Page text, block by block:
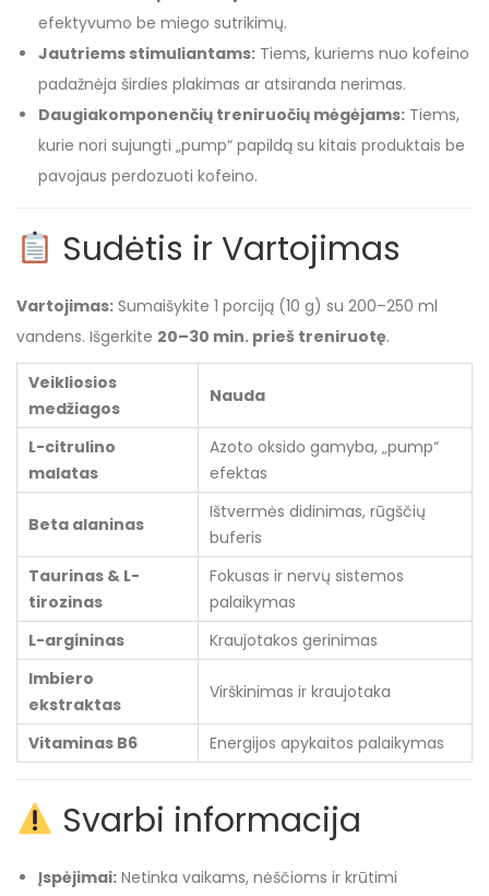
efektyvumo be miego sutrikimų.
Jautriems stimuliantams: Tiems, kuriems nuo kofeino
padažnėja širdies plakimas ar atsiranda nerimas.
Daugiakomponenčių treniruočių mėgėjams: Tiems,
kurie nori sujungti „pump“ papildą su kitais produktais be
pavojaus perdozuoti kofeino.
Sudėtis ir Vartojimas
Vartojimas: Sumaišykite 1 porciją (10 g) su 200–250 ml
vandens. Išgerkite 20–30 min. prieš treniruotę.
Veikliosios
medžiagos
Nauda
L-citrulino
malatas
Azoto oksido gamyba, „pump“
efektas
Beta alaninas
Ištvermės didinimas, rūgščių
buferis
Taurinas & L-
tirozinas
Fokusas ir nervų sistemos
palaikymas
L-argininas
Kraujotakos gerinimas
Imbiero
ekstraktas
Virškinimas ir kraujotaka
Vitaminas B6 Energijos apykaitos palaikymas
Svarbi informacija
Įspėjimai: Netinka vaikams, nėščioms ir krūtimi